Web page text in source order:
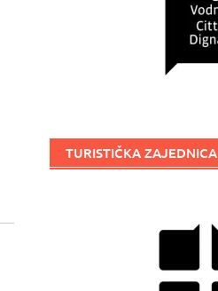
TURISTIČKA ZAJEDNICA